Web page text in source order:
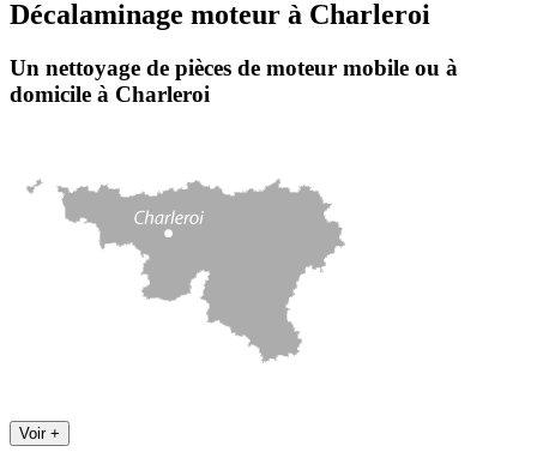
Décalaminage moteur à Charleroi
Un nettoyage de pièces de moteur mobile ou à
domicile à Charleroi
Voir +